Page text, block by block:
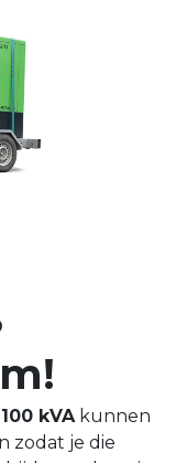
kVAkunnen
zodat je die